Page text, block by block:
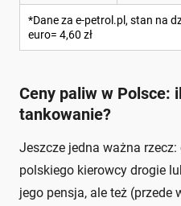
*Dane za e-petrol.pl, stan na
euro= 4,60 zł
Ceny paliw w Polsce:
tankowanie?
Jeszcze jedna ważna
polskiego kierowcy drogie
jego pensja, ale też (przede